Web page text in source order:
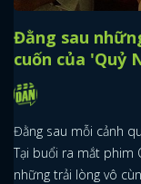
Đằng sau
cuốn của 'Quỷ
Đằng sau mỗi cảnh
Tại buổi ra mắt phim
những trải lòng vô